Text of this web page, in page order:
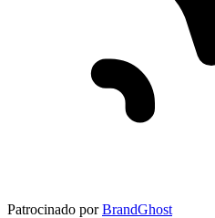
Patrocinado por BrandGhost